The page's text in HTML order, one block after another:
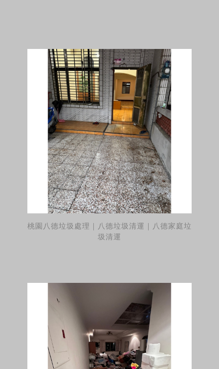
桃園八德垃圾處理｜八德垃圾清運｜八德家庭垃
圾清運